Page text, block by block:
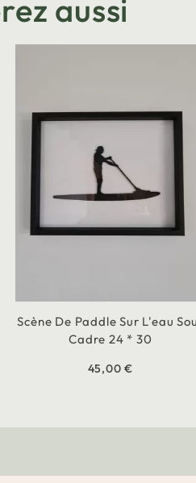
aussi
Scène De Paddle Sur L'eau
Cadre 24 * 30
45,00 €